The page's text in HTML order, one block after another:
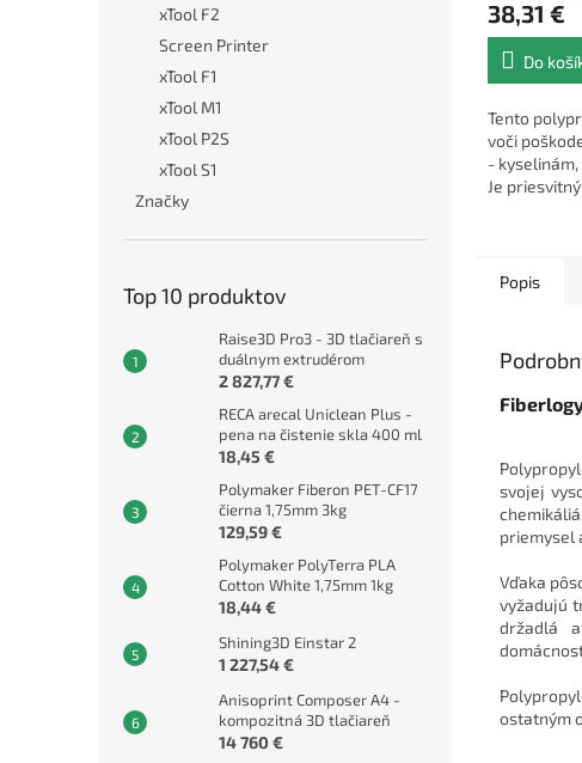
xTool F2
Screen Printer
xTool F1
xTool M1
xTool P2S
xTool S1
Značky
Top 10 produktov
Raise3D Pro3 - 3D tlačiareň s
duálnym extrudérom
2 827,77 €
RECA arecal Uniclean Plus -
pena na čistenie skla 400 ml
18,45 €
Polymaker Fiberon PET-CF17
čierna 1,75mm 3kg
129,59 €
Polymaker PolyTerra PLA
Cotton White 1,75mm 1kg
18,44 €
Shining3D Einstar 2
1 227,54 €
Anisoprint Composer A4 -
kompozitná 3D tlačiareň
14 760 €
38,31 €
Do
Tento
voči
- kyselinám,
Je
Popis
svojej
priemysel
Vďaka
vyžadujú
držadlá
ostatným